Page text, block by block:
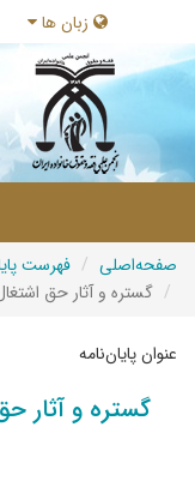
زبان ها
صفحه‌اصلی
فهرست
گستره و آثار حق
عنوان پایان‌نامه
گستره و آثار